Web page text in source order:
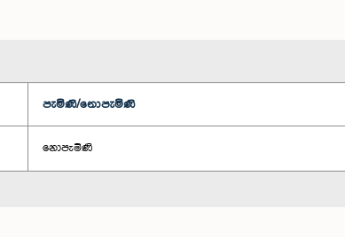
පැමිණි/නොපැමිණි
නොපැමිණි